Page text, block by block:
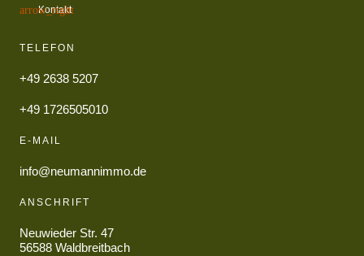
Kontakt
TELEFON
+49 2638 5207
+49 1726505010
E-MAIL
info@neumannimmo.de
ANSCHRIFT
Neuwieder Str. 47
56588 Waldbreitbach